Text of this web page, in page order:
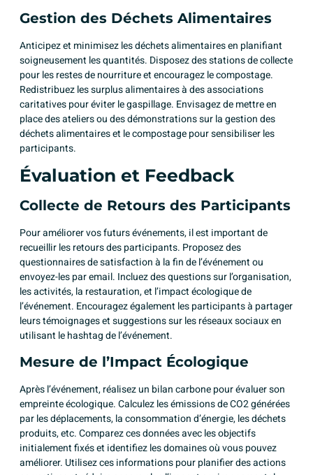
Gestion des Déchets Alimentaires
Anticipez et minimisez les déchets alimentaires en planifiant
soigneusement les quantités. Disposez des stations de collecte
pour les restes de nourriture et encouragez le compostage.
Redistribuez les surplus alimentaires à des associations
caritatives pour éviter le gaspillage. Envisagez de mettre en
place des ateliers ou des démonstrations sur la gestion des
déchets alimentaires et le compostage pour sensibiliser les
participants.
Évaluation et Feedback
Collecte de Retours des Participants
Pour améliorer vos futurs événements, il est important de
recueillir les retours des participants. Proposez des
questionnaires de satisfaction à la fin de l’événement ou
envoyez-les par email. Incluez des questions sur l’organisation,
les activités, la restauration, et l’impact écologique de
l’événement. Encouragez également les participants à partager
leurs témoignages et suggestions sur les réseaux sociaux en
utilisant le hashtag de l’événement.
Mesure de l’Impact Écologique
Après l’événement, réalisez un bilan carbone pour évaluer son
empreinte écologique. Calculez les émissions de CO2 générées
par les déplacements, la consommation d’énergie, les déchets
produits, etc. Comparez ces données avec les objectifs
initialement fixés et identifiez les domaines où vous pouvez
améliorer. Utilisez ces informations pour planifier des actions